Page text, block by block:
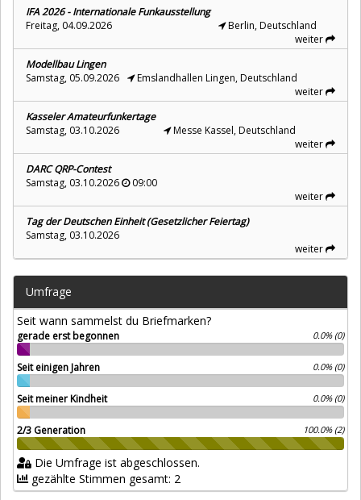
IFA 2026 - Internationale Funkausstellung
Freitag, 04.09.2026
Berlin, Deutschland
weiter
Modellbau Lingen
Samstag, 05.09.2026
Emslandhallen Lingen, Deutschland
weiter
Kasseler Amateurfunkertage
Samstag, 03.10.2026
Messe Kassel, Deutschland
weiter
DARC QRP-Contest
Samstag, 03.10.2026
09:00
weiter
Tag der Deutschen Einheit (Gesetzlicher Feiertag)
Samstag, 03.10.2026
weiter
Umfrage
Seit wann sammelst du Briefmarken?
gerade erst begonnen 0.0% (0)
Seit einigen Jahren 0.0% (0)
Seit meiner Kindheit 0.0% (0)
2/3 Generation 100.0% (2)
Die Umfrage ist abgeschlossen.
gezählte Stimmen gesamt: 2